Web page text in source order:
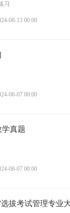
习
08-13 00:00
08-07 00:00
学真题
08-07 00:00